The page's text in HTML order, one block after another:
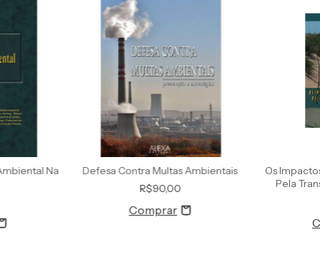
Na
Defesa Contra Multas Ambientais
R$90,00
Os
Pela